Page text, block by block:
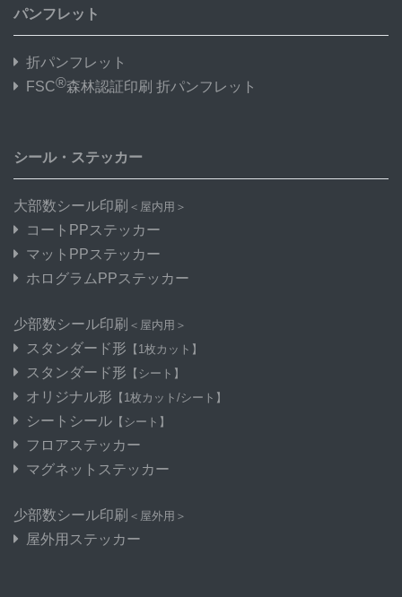
パンフレット
折パンフレット
FSC®森林認証印刷 折パンフレット
シール・ステッカー
大部数シール印刷 ＜屋内用＞
コートPPステッカー
マットPPステッカー
ホログラムPPステッカー
少部数シール印刷 ＜屋内用＞
スタンダード形 【1枚カット】
スタンダード形 【シート】
オリジナル形 【1枚カット/シート】
シートシール 【シート】
フロアステッカー
マグネットステッカー
少部数シール印刷 ＜屋外用＞
屋外用ステッカー